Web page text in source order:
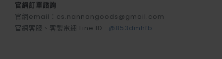
官網訂單諮詢
官網email：cs.nannangoods@gmail.com
官網客服、客製電繡 Line ID : @853dmhfb